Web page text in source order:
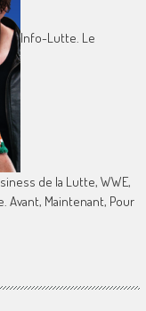
Info-Lutte. Le
de la Lutte, WWE,
Avant, Maintenant, Pour